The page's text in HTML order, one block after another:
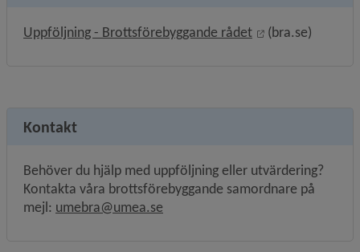
Uppföljning - Brottsförebyggande rådet Länk till annan
(bra.se)
Kontakt
Behöver du hjälp med uppföljning eller utvärdering?
Kontakta våra brottsförebyggande samordnare på
mejl: umebra@umea.se